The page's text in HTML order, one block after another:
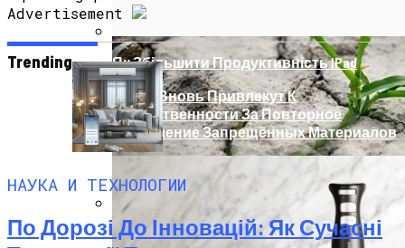
Ученые Назвали Новую Смертельную
Як Збільшити Продуктивність IPad
Google Вновь Привлекут К
Ответственности За Повторное
Неудаление Запрещённых Материалов
Advertisement
Trending
НАУКА И ТЕХНОЛОГИИ
По Дорозі До Інновацій: Як Сучасні